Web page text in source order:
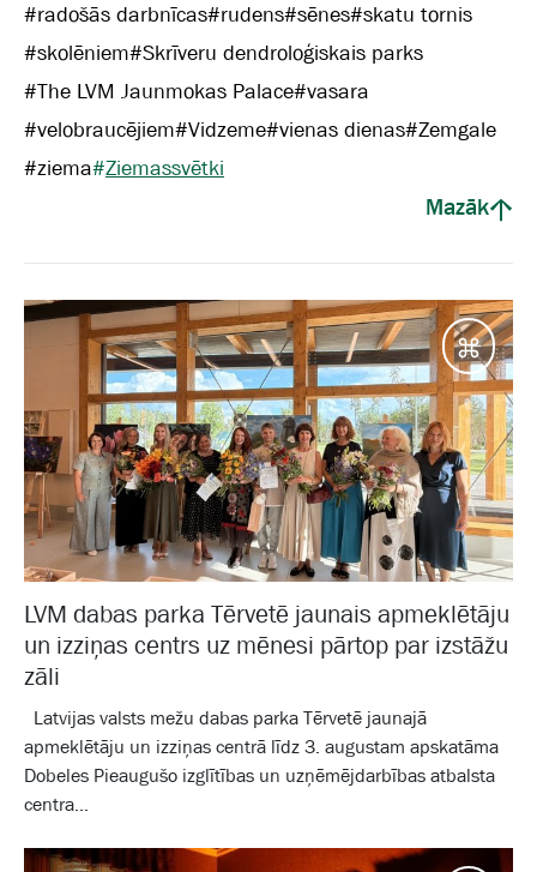
#radošās darbnīcas#rudens#sēnes#skatu tornis
#skolēniem#Skrīveru dendroloģiskais parks
#The LVM Jaunmokas Palace#vasara
#velobraucējiem#Vidzeme#vienas dienas#Zemgale
#ziema#Ziemassvētki
Mazāk
LVM dabas parka Tērvetē jaunais apmeklētāju
un izziņas centrs uz mēnesi pārtop par izstāžu
zāli
Latvijas valsts mežu dabas parka Tērvetē jaunajā
apmeklētāju un izziņas centrā līdz 3. augustam apskatāma
Dobeles Pieaugušo izglītības un uzņēmējdarbības atbalsta
centra...